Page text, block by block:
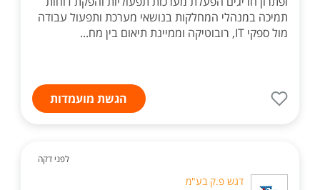
תמיכה במנהלי המחלקות בנושאי מערכת ותפעול עבודה
מול ספקי IT, רובוטיקה וממיינת תיאום בין מח...
הגשת מועמדות
לפני דקה
דגש פ.ק בע"מ